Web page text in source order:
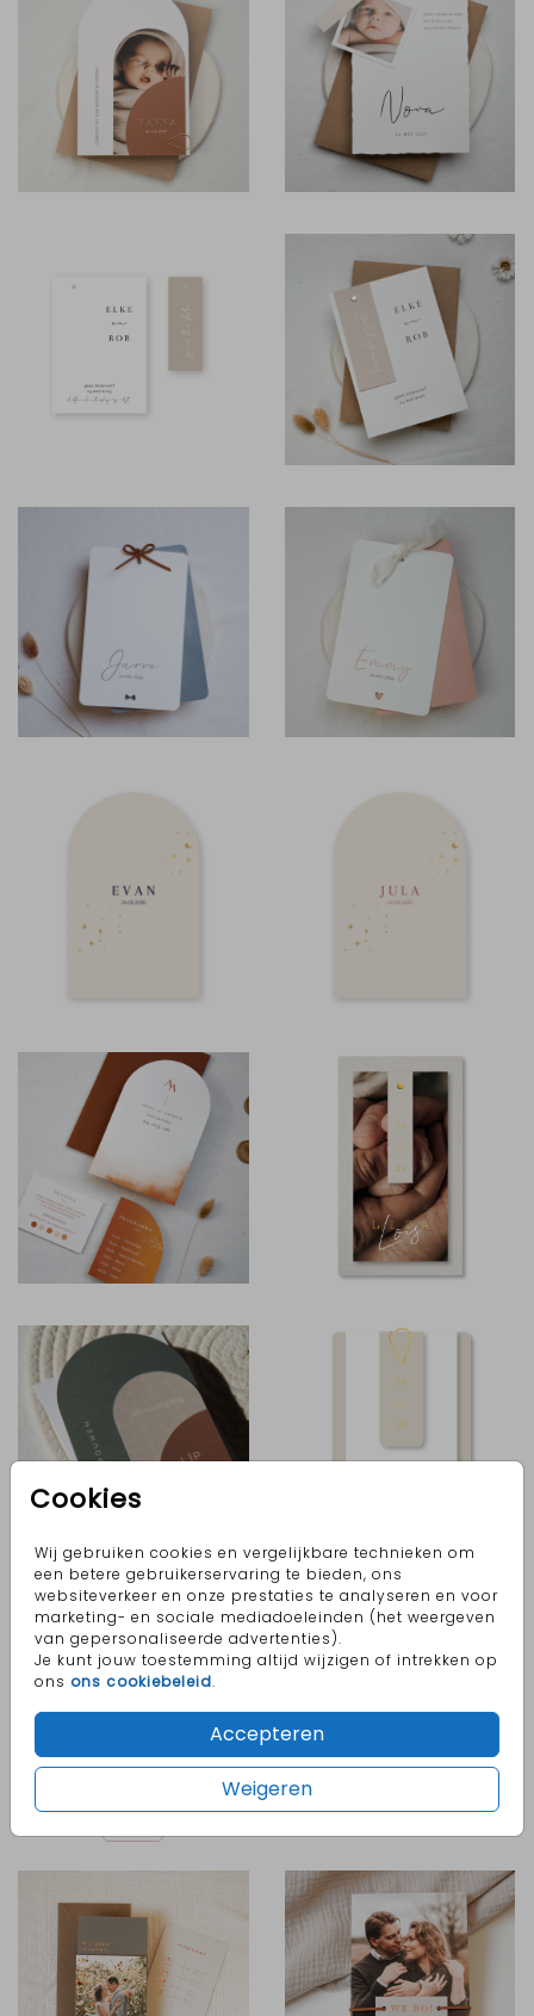
Cookies
Wij gebruiken cookies en vergelijkbare technieken om
een betere gebruikerservaring te bieden, ons
websiteverkeer en onze prestaties te analyseren en voor
marketing- en sociale mediadoeleinden (het weergeven
van gepersonaliseerde advertenties).
Je kunt jouw toestemming altijd wijzigen of intrekken op
ons ons cookiebeleid.
Accepteren
Weigeren